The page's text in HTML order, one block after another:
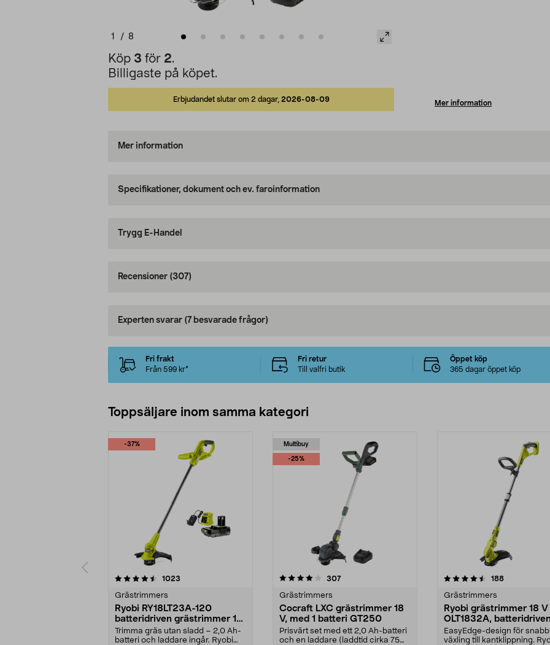
1 / 8
Köp 3 för 2.
Billigaste på köpet.
Erbjudandet slutar om 2 dagar, 2026-08-09 Mer information
Mer information
Specifikationer, dokument och ev. faroinformation
Trygg E-Handel
Recensioner (307)
Experten svarar (7 besvarade frågor)
Fri frakt
Från 599 kr*
Fri retur
Till valfri butik
Öppet köp
365 dagar öppet köp
Toppsäljare inom samma kategori
-37%
1023
Grästrimmers
Ryobi RY18LT23A-120
batteridriven grästrimmer 18
V
Trimma gräs utan sladd – 2,0 Ah-
batteri och laddare ingår. Ryobi
Multibuy
-25%
4.0 av 5 stjärnor 307recensioner
Grästrimmers
Cocraft LXC grästrimmer 18
V, med 1 batteri GT250
Prisvärt set med ett 2,0 Ah-batteri
och en laddare (laddtid cirka 75
4.5 av 5 stjärnor 188recensioner
Grästrimmers
Ryobi grästrimmer 18 V
OLT1832A, batteridriven
EasyEdge-design för snabb
växling till kantklippning.
4.5 av 5 stjärnor